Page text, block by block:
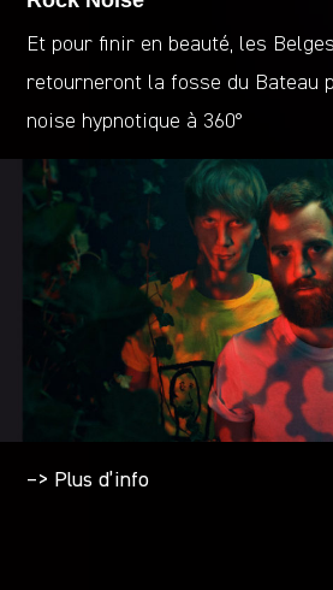
Et pour finir en beauté, les
retourneront la fosse du Bateau
noise hypnotique à 360°
–> Plus d’info